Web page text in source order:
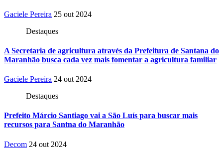
Gaciele Pereira 25 out 2024
Destaques
A Secretaria de agricultura através da Prefeitura de Santana do
Maranhão busca cada vez mais fomentar a agricultura familiar
Gaciele Pereira 24 out 2024
Destaques
Prefeito Márcio Santiago vai a São Luís para buscar mais
recursos para Santna do Maranhão
Decom 24 out 2024